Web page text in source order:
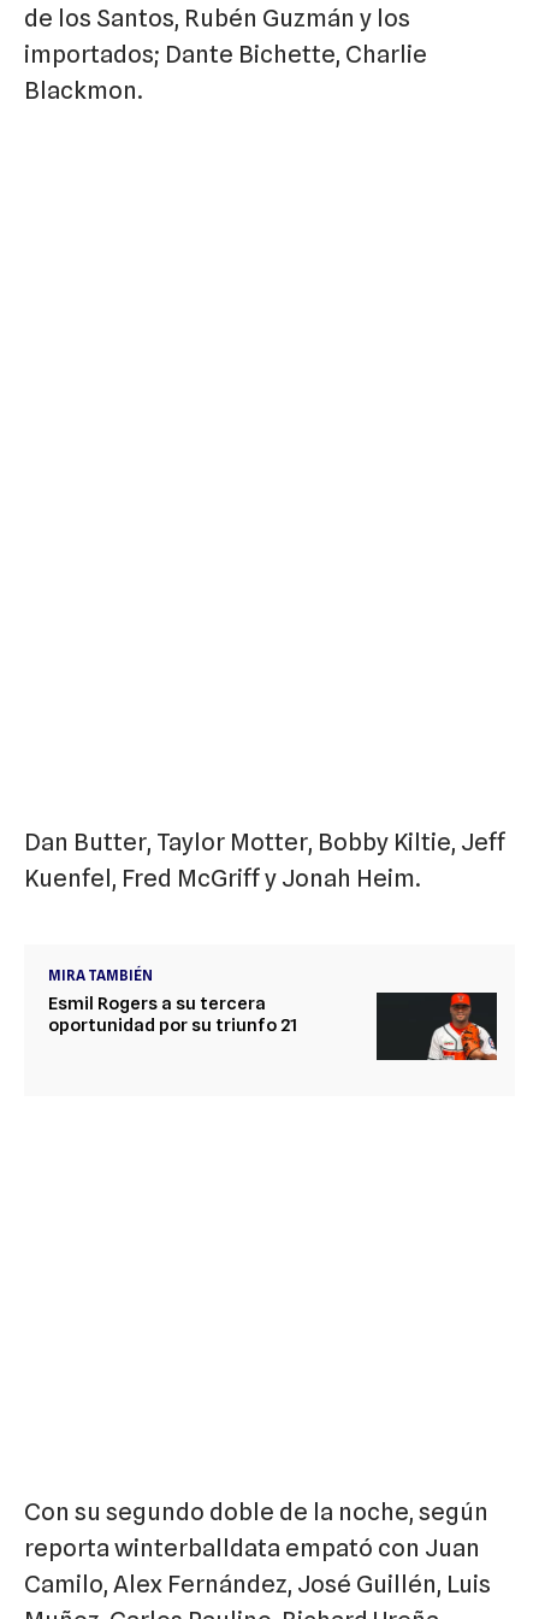
de los Santos, Rubén Guzmán y los
importados; Dante Bichette, Charlie
Blackmon.
Dan Butter, Taylor Motter, Bobby Kiltie, Jeff
Kuenfel, Fred McGriff y Jonah Heim.
MIRA TAMBIÉN
Esmil Rogers a su tercera
oportunidad por su triunfo 21
Con su segundo doble de la noche, según
reporta winterballdata empató con Juan
Camilo, Alex Fernández, José Guillén, Luis